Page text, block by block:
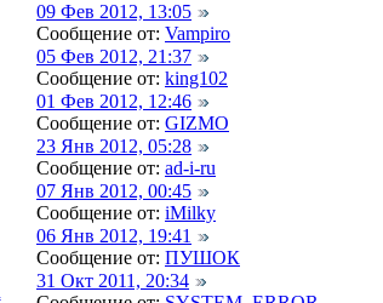
09 Фев 2012, 13:05
Сообщение от: Vampiro
05 Фев 2012, 21:37
Сообщение от: king102
01 Фев 2012, 12:46
Сообщение от: GIZMO
23 Янв 2012, 05:28
Сообщение от: ad-i-ru
07 Янв 2012, 00:45
Сообщение от: iMilky
06 Янв 2012, 19:41
Сообщение от: ПУШОК
31 Окт 2011, 20:34